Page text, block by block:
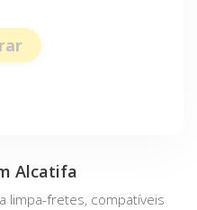
Alcatifa
limpa-fretes, compatíveis